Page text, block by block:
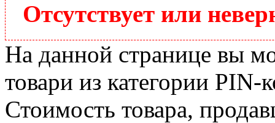
Отсутствует или
На данной странице вы
товари из категории
Стоимость товара,